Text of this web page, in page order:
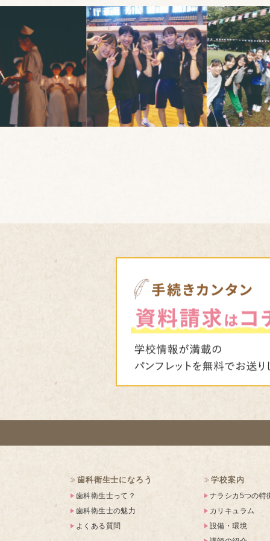
歯科衛生士になろう
歯科衛生士って？
歯科衛生士の魅力
よくある質問
学校案内
ナラシカ5つの特
カリキュラム
設備・環境